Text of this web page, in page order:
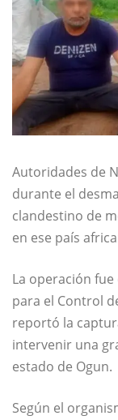
Autoridades de
durante el
clandestino de
en ese país
La operación
para el Control
reportó la
intervenir una
estado de Ogun.
Según el